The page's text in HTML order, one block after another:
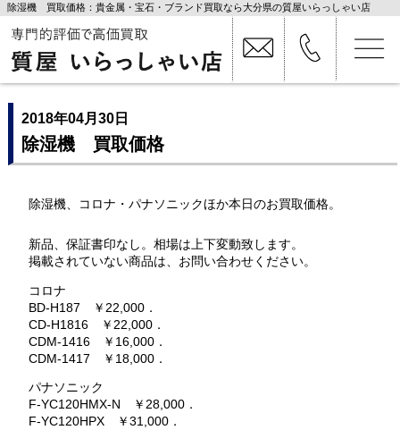
除湿機 買取価格：貴金属・宝石・ブランド買取なら大分県の質屋いらっしゃい店
2018年04月30日
除湿機 買取価格
除湿機、コロナ・パナソニックほか本日のお買取価格。
新品、保証書印なし。相場は上下変動致します。
掲載されていない商品は、お問い合わせください。
コロナ
BD-H187 ￥22,000．
CD-H1816 ￥22,000．
CDM-1416 ￥16,000．
CDM-1417 ￥18,000．
パナソニック
F-YC120HMX-N ￥28,000．
F-YC120HPX ￥31,000．